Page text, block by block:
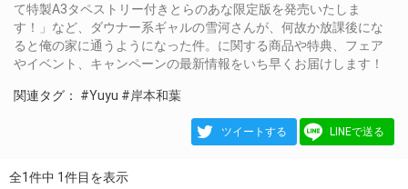
て特製A3タペストリー付きとらのあな限定版を発売いたしま
す！」など、ダウナー系ギャルの雪河さんが、何故か放課後にな
ると俺の家に通うようになった件。に関する商品や特典、フェア
やイベント、キャンペーンの最新情報をいち早くお届けします！
関連タグ： #Yuyu #岸本和葉
ツイートする LINEで送る
全1件中 1件目を表示